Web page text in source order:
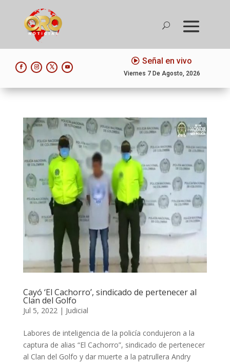
Señal en vivo
Viernes 7 De Agosto, 2026
Cayó ‘El Cachorro’, sindicado de pertenecer al
Clan del Golfo
Jul 5, 2022| Judicial
Labores de inteligencia de la policía condujeron a la
captura de alias “El Cachorro”, sindicado de pertenecer
al Clan del Golfo y dar muerte a la patrullera Andry